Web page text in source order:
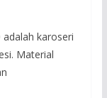
karoseri
Material